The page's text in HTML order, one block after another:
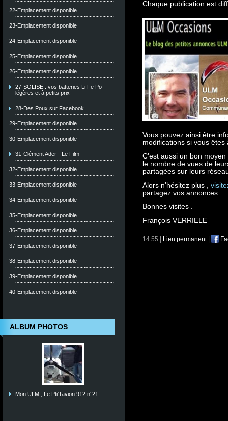
22-Emplacement disponible
23-Emplacement disponible
24-Emplacement disponible
25-Emplacement disponible
26-Emplacement disponible
27-SOLISE : vos batteries Li Fe Po
légères et à petits prix
28-Des Poux sur Facebook
29-Emplacement disponible
30-Emplacement disponible
31-Clément Ader - Le Film
32-Emplacement disponible
33-Emplacement disponible
34-Emplacement disponible
35-Emplacement disponible
36-Emplacement disponible
37-Emplacement disponible
38-Emplacement disponible
39-Emplacement disponible
40-Emplacement disponible
ALBUM PHOTOS
Mon ULM , Le Pti'Tavion 912 n°21
Chaque publication est
Vous pouvez ainsi être
modifications si vous
C'est aussi un bon
le nombre de vues de
partagées sur leurs
Alors n'hésitez plus ,
partagez vos annonces .
Bonnes visites .
François VERRIELE
14:55 | Lien permanent|